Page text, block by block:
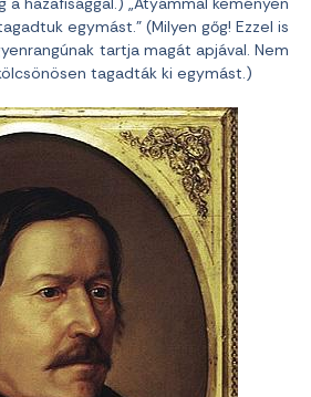
egymást.” (Milyen gőg! Ezzel is
tartja magát apjával. Nem
tagadták ki egymást.)